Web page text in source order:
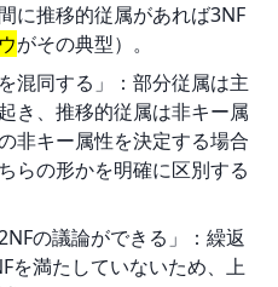
に推移的従属があれば3NF
ウがその典型）。
混同する」：部分従属は主
き、推移的従属は非キー属
非キー属性を決定する場合
らの形かを明確に区別する
の議論ができる」：繰返
を満たしていないため、上